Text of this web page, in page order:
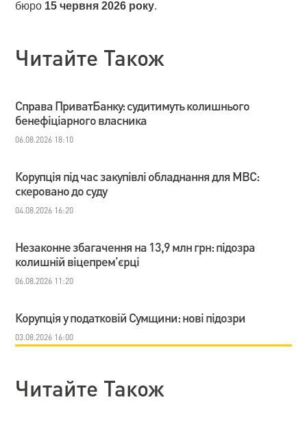
бюро 15 червня 2026 року.
Читайте Також
Справа ПриватБанку: судитимуть колишнього
бенефіціарного власника
06.08.2026 18:10
Корупція під час закупівлі обладнання для МВС:
скеровано до суду
04.08.2026 16:20
Незаконне збагачення на 13,9 млн грн: підозра
колишній віцепрем’єрці
06.08.2026 11:20
Корупція у податковій Сумщини: нові підозри
03.08.2026 16:00
Читайте Також